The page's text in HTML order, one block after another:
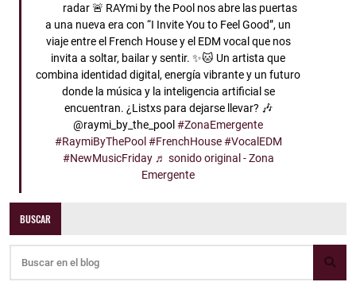
radar 🚨 RAYmi by the Pool nos abre las puertas
a una nueva era con “I Invite You to Feel Good”, un
viaje entre el French House y el EDM vocal que nos
invita a soltar, bailar y sentir. ✨🐱 Un artista que
combina identidad digital, energía vibrante y un futuro
donde la música y la inteligencia artificial se
encuentran. ¿Listxs para dejarse llevar? 🎶
@raymi_by_the_pool#ZonaEmergente
#RaymiByThePool #FrenchHouse #VocalEDM
#NewMusicFriday ♬ sonido original - Zona
Emergente
BUSCAR